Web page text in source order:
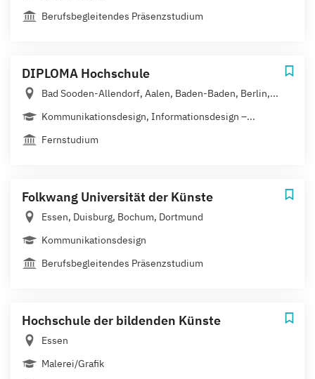
Berufsbegleitendes Präsenzstudium
DIPLOMA Hochschule
Bad Sooden-Allendorf, Aalen, Baden-Baden, Berlin,...
Kommunikationsdesign, Informationsdesign –...
Fernstudium
Folkwang Universität der Künste
Essen, Duisburg, Bochum, Dortmund
Kommunikationsdesign
Berufsbegleitendes Präsenzstudium
Hochschule der bildenden Künste
Essen
Malerei/Grafik